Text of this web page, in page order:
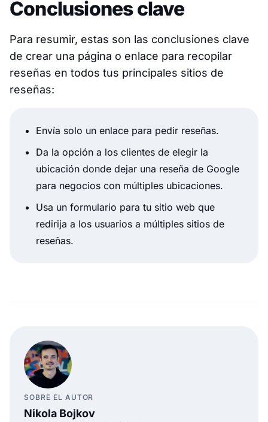
Conclusiones clave
Para resumir, estas son las conclusiones clave
de crear una página o enlace para recopilar
reseñas en todos tus principales sitios de
reseñas:
Envía solo un enlace para pedir reseñas.
Da la opción a los clientes de elegir la
ubicación donde dejar una reseña de Google
para negocios con múltiples ubicaciones.
Usa un formulario para tu sitio web que
redirija a los usuarios a múltiples sitios de
reseñas.
SOBRE EL AUTOR
Nikola Bojkov